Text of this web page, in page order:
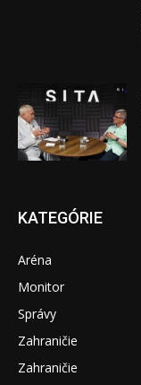
KATEGÓRIE
Aréna
Monitor
Správy
Zahraničie
Zahraničie